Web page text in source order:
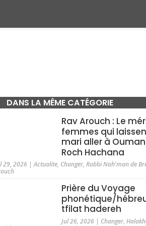
DANS LA MÊME CATÉGORIE
Rav Arouch : Le
femmes qui
mari aller à
Roch Hachana
29, 2026 |Actualite, Changer,Rabbi Nah'man de
Prière du Voyage
phonétique/
tfilat hadereh
Jul 26, 2026| Changer,